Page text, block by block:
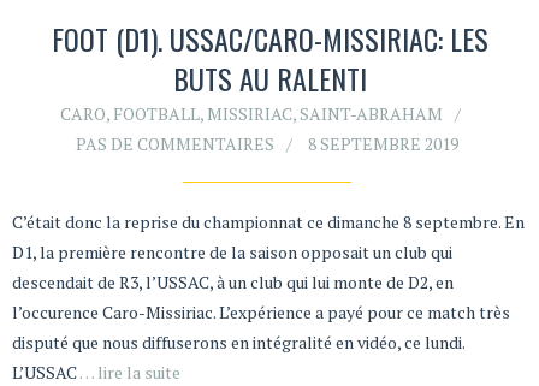
FOOT (D1). USSAC/CARO-MISSIRIAC: LES
BUTS AU RALENTI
CARO, FOOTBALL, MISSIRIAC,SAINT-ABRAHAM
PAS DE COMMENTAIRES
8 SEPTEMBRE 2019
C’était donc la reprise du championnat ce dimanche 8 septembre. En
D1, la première rencontre de la saison opposait un club qui
descendait de R3, l’USSAC, à un club qui lui monte de D2, en
l’occurence Caro-Missiriac. L’expérience a payé pour ce match très
disputé que nous diffuserons en intégralité en vidéo, ce lundi.
L’USSAC… lire la suite